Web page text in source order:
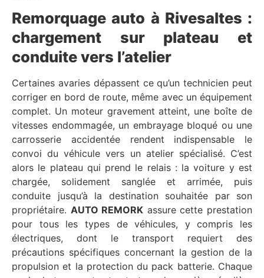
Remorquage auto à Rivesaltes :
chargement sur plateau et
conduite vers l’atelier
Certaines avaries dépassent ce qu’un technicien peut
corriger en bord de route, même avec un équipement
complet. Un moteur gravement atteint, une boîte de
vitesses endommagée, un embrayage bloqué ou une
carrosserie accidentée rendent indispensable le
convoi du véhicule vers un atelier spécialisé. C’est
alors le plateau qui prend le relais : la voiture y est
chargée, solidement sanglée et arrimée, puis
conduite jusqu’à la destination souhaitée par son
propriétaire. AUTO REMORK assure cette prestation
pour tous les types de véhicules, y compris les
électriques, dont le transport requiert des
précautions spécifiques concernant la gestion de la
propulsion et la protection du pack batterie. Chaque